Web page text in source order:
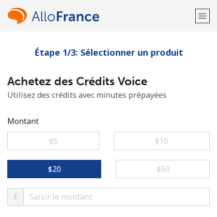
Bienvenue!
Vous avez déjà un compte?Connectez-vous →
Étape 1/3: Sélectionner un produit
Achetez des Crédits Voice
Utilisez des crédits avec minutes prépayées
Montant
⁦$5⁩
⁦$10⁩
⁦$20⁩ ⁦$50⁩
$